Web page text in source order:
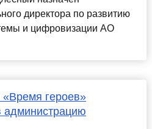
директора по развитию
и цифровизации АО
героев»
администрацию